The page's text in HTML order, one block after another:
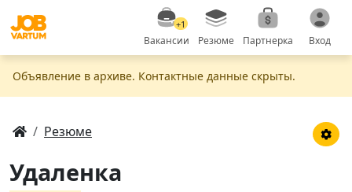
+1
Вакансии Резюме Партнерка Вход
Объявление в apxивe. Контактные данные скрыты.
Резюме
Удаленка